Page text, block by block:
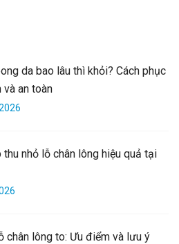
da bao lâu thì khỏi? Cách phục
và an toàn
thu nhỏ lỗ chân lông hiệu quả tại
chân lông to: Ưu điểm và lưu ý